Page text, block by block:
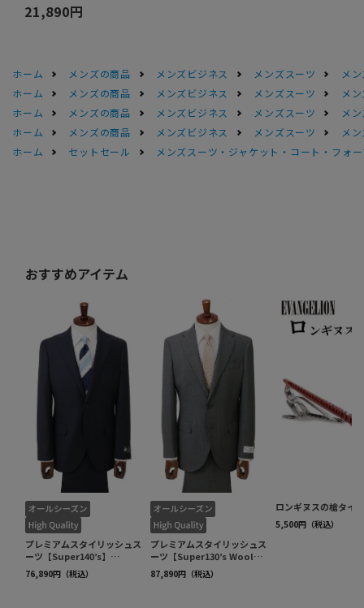
21,890円
ホーム メンズの商品 メンズビジネス メンズスーツ
メ
ホーム
メンズの商品 メンズビジネス メンズスーツ
メ
ホーム
メンズの商品 メンズビジネス メンズスーツ
メ
ホーム
メンズの商品 メンズビジネス メンズスーツ
メ
ホーム
セットセール メンズスーツ・ジャケット・コート・フォ